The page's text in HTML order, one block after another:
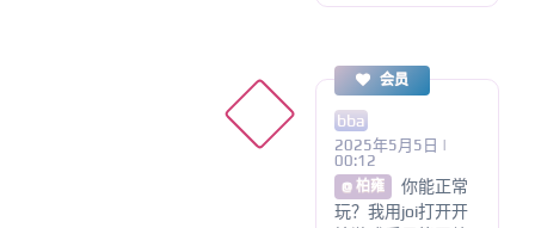
会员
bba
2025年5月5日 |
00:12
@ 柏雍
你能正常
玩？我用joi打开开